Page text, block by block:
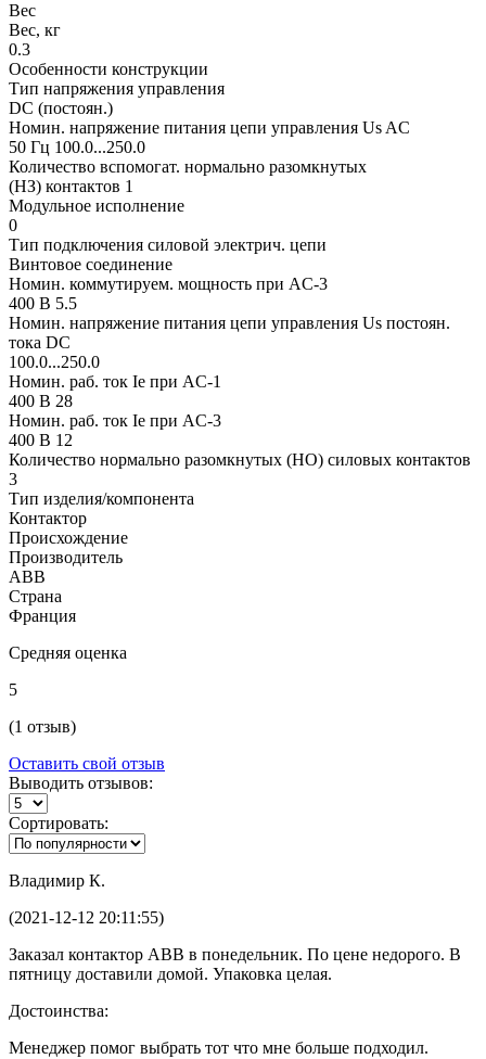
Вес
Вес, кг
0.3
Особенности конструкции
Тип напряжения управления
DC (постоян.)
Номин. напряжение питания цепи управления Us AC
50 Гц 100.0...250.0
Количество вспомогат. нормально разомкнутых
(НЗ) контактов 1
Модульное исполнение
0
Тип подключения силовой электрич. цепи
Винтовое соединение
Номин. коммутируем. мощность при AC-3
400 В 5.5
Номин. напряжение питания цепи управления Us постоян.
тока DC
100.0...250.0
Номин. раб. ток Ie при AC-1
400 В 28
Номин. раб. ток Ie при AC-3
400 В 12
Количество нормально разомкнутых (НО) силовых контактов
3
Тип изделия/компонента
Контактор
Происхождение
Производитель
ABB
Страна
Франция
Средняя оценка
5
(1 отзыв)
Оставить свой отзыв
Выводить отзывов:
Сортировать:
Владимир К.
(2021-12-12 20:11:55)
Заказал контактор ABB в понедельник. По цене недорого. В
пятницу доставили домой. Упаковка целая.
Достоинства:
Менеджер помог выбрать тот что мне больше подходил.